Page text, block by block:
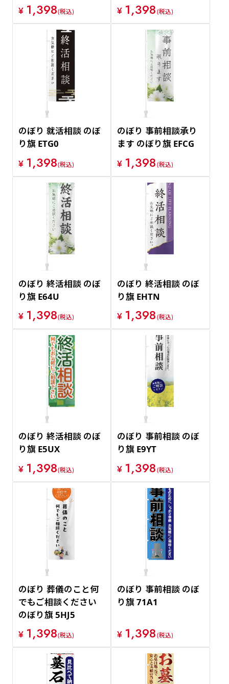
¥ 1,398(税込) ¥ 1,398(税込)
のぼり 就活相談 のぼ
り旗 ETG0
¥ 1,398(税込)
のぼり 事前相談承り
ます のぼり旗 EFCG
¥ 1,398(税込)
のぼり 終活相談 のぼ
り旗 E64U
¥ 1,398(税込)
のぼり 終活相談 のぼ
り旗 EHTN
¥ 1,398(税込)
のぼり 終活相談 のぼ
り旗 E5UX
¥ 1,398(税込)
のぼり 事前相談 のぼ
り旗 E9YT
¥ 1,398(税込)
のぼり 葬儀のこと何
でもご相談ください
のぼり旗 5HJ5
¥ 1,398(税込)
のぼり 事前相談 のぼ
り旗 71A1
¥ 1,398(税込)